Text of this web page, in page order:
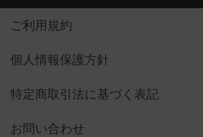
ご利用規約
個人情報保護方針
特定商取引法に基づく表記
お問い合わせ